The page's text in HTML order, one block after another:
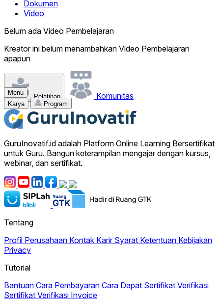
Dokumen
Video
Belum ada Video Pembelajaran
Kreator ini belum menambahkan Video Pembelajaran
apapun
Pelatihan Komunitas
Menu
Karya
Program
GuruInovatif.id adalah Platform Online Learning Bersertifikat
untuk Guru. Bangun keterampilan mengajar dengan kursus,
webinar, dan sertifikat.
Tentang
Profil Perusahaan Kontak Karir Syarat Ketentuan Kebijakan
Privacy
Tutorial
Bantuan Cara Pembayaran Cara Dapat Sertifikat Verifikasi
Sertifikat Verifikasi Invoice